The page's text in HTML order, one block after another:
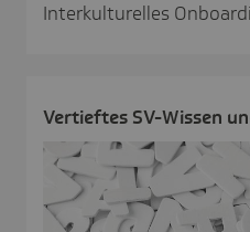
Interkulturelles
Vertieftes SV-Wissen